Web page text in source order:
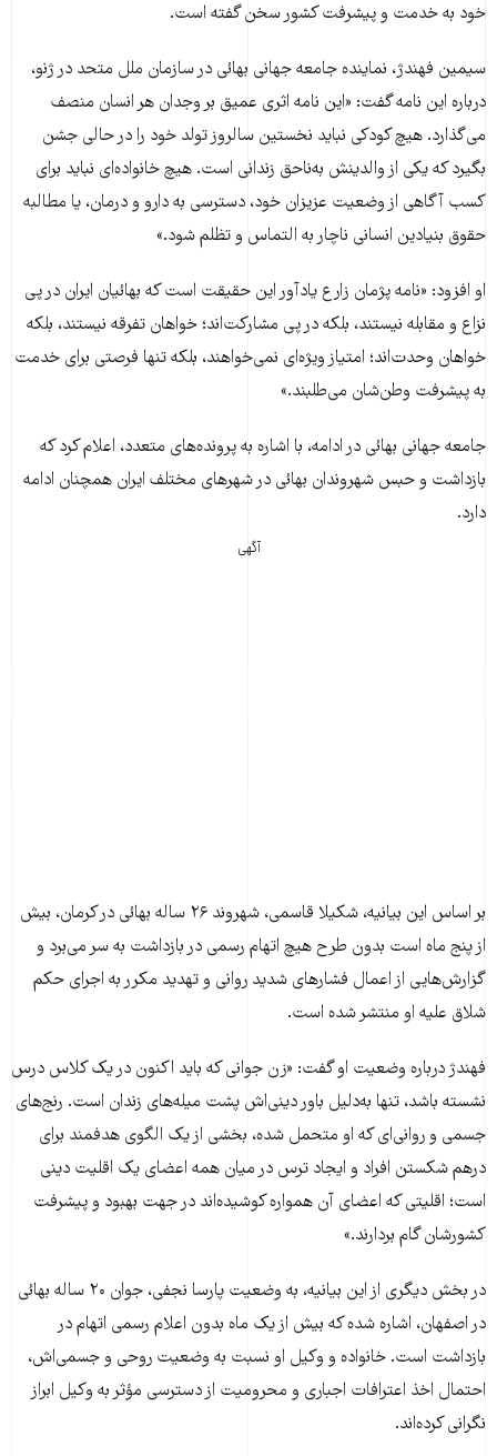
خود به خدمت و پیشرفت کشور سخن گفته است.
سیمین فهندژ، نماینده جامعه جهانی بهائی در سازمان ملل متحد در ژنو،
درباره این نامه گفت: «این نامه اثری عمیق بر وجدان هر انسان منصف
می‌گذارد. هیچ کودکی نباید نخستین سالروز تولد خود را در حالی جشن
بگیرد که یکی از والدینش به‌ناحق زندانی است. هیچ خانواده‌ای نباید برای
کسب آگاهی از وضعیت عزیزان خود، دسترسی به دارو و درمان، یا مطالبه
حقوق بنیادین انسانی ناچار به التماس و تظلم شود.»
او افزود: «نامه پژمان زارع یادآور این حقیقت است که بهائیان ایران در پی
نزاع و مقابله نیستند، بلکه در پی مشارکت‌اند؛ خواهان تفرقه نیستند، بلکه
خواهان وحدت‌اند؛ امتیاز ویژه‌ای نمی‌خواهند، بلکه تنها فرصتی برای خدمت
به پیشرفت وطن‌شان می‌طلبند.»
جامعه جهانی بهائی در ادامه، با اشاره به پرونده‌های متعدد، اعلام کرد که
بازداشت و حبس شهروندان بهائی در شهرهای مختلف ایران همچنان ادامه
دارد.
آگهی
بر اساس این بیانیه، شکیلا قاسمی، شهروند ۲۶ ساله بهائی در کرمان، بیش
از پنج ماه است بدون طرح هیچ اتهام رسمی در بازداشت به سر می‌برد و
گزارش‌هایی از اعمال فشارهای شدید روانی و تهدید مکرر به اجرای حکم
شلاق علیه او منتشر شده است.
فهندژ درباره وضعیت او گفت: «زن جوانی که باید اکنون در یک کلاس درس
نشسته باشد، تنها به‌دلیل باور دینی‌اش پشت میله‌های زندان است. رنج‌های
جسمی و روانی‌ای که او متحمل شده، بخشی از یک الگوی هدفمند برای
درهم شکستن افراد و ایجاد ترس در میان همه اعضای یک اقلیت دینی
است؛ اقلیتی که اعضای آن همواره کوشیده‌اند در جهت بهبود و پیشرفت
کشورشان گام بردارند.»
در بخش دیگری از این بیانیه، به وضعیت پارسا نجفی، جوان ۲۰ ساله بهائی
در اصفهان، اشاره شده که بیش از یک ماه بدون اعلام رسمی اتهام در
بازداشت است. خانواده و وکیل او نسبت به وضعیت روحی و جسمی‌اش،
احتمال اخذ اعترافات اجباری و محرومیت از دسترسی مؤثر به وکیل ابراز
نگرانی کرده‌اند.